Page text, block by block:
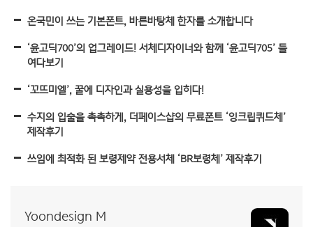
온국민이 쓰는 기본폰트, 바른바탕체 한자를 소개합니다
‘윤고딕700’의 업그레이드! 서체디자이너와 함께 ‘윤고딕705’ 들
여다보기
‘꼬뜨미엘’, 꿀에 디자인과 실용성을 입히다!
수지의 입술을 촉촉하게, 더페이스샵의 무료폰트 ‘잉크립퀴드체’
제작후기
쓰임에 최적화 된 보령제약 전용서체 ‘BR보령체’ 제작후기
Yoondesign M